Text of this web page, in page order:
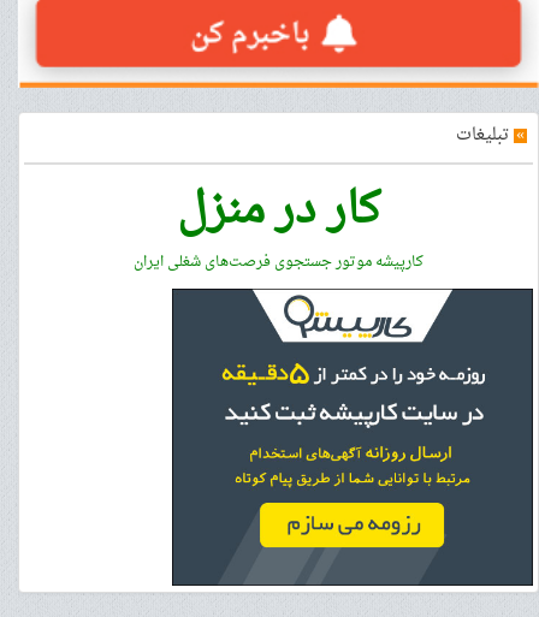
» تبلیغات
کار در منزل
کارپیشه موتور جستجوی فرصت‌های شغلی ایران